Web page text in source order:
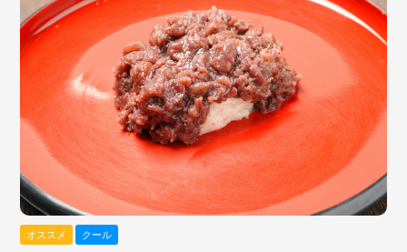
オススメ クール